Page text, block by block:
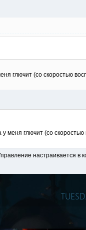
глючит (со скоростью
меня глючит (со
настраивается в